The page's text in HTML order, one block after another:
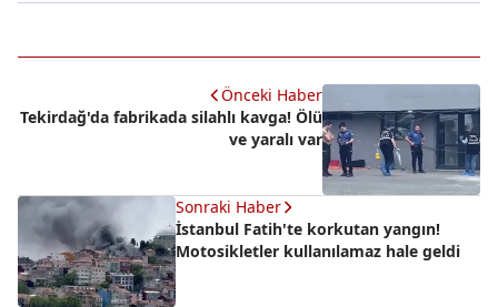
Önceki Haber
Tekirdağ'da fabrikada silahlı kavga! Ölü
ve yaralı var
Sonraki Haber
İstanbul Fatih'te korkutan yangın!
Motosikletler kullanılamaz hale geldi